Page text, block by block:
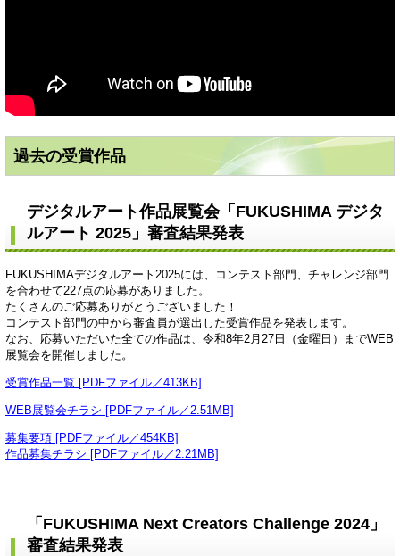
過去の受賞作品
デジタルアート作品展覧会「FUKUSHIMA デジタ
ルアート 2025」審査結果発表
FUKUSHIMAデジタルアート2025には、コンテスト部門、チャレンジ部門
を合わせて227点の応募がありました。
たくさんのご応募ありがとうございました！
コンテスト部門の中から審査員が選出した受賞作品を発表します。
なお、応募いただいた全ての作品は、令和8年2月27日（金曜日）までWEB
展覧会を開催しました。
受賞作品一覧 [PDFファイル／413KB]
WEB展覧会チラシ [PDFファイル／2.51MB]
募集要項 [PDFファイル／454KB]
作品募集チラシ [PDFファイル／2.21MB]
「FUKUSHIMA Next Creators Challenge 2024」
審査結果発表